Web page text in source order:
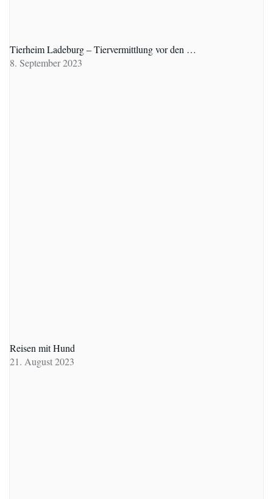
Tierheim Ladeburg – Tiervermittlung vor den …
8. September 2023
Reisen mit Hund
21. August 2023